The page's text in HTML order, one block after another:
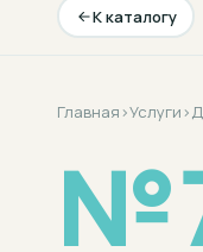
К каталогу
Главная›Услуги›
№